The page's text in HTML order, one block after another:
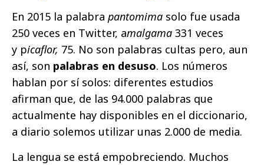
En 2015 la palabra pantomima solo fue usada
250 veces en Twitter, amalgama 331 veces
y picaflor, 75. No son palabras cultas pero, aun
así, son palabras en desuso. Los números
hablan por sí solos: diferentes estudios
afirman que, de las 94.000 palabras que
actualmente hay disponibles en el diccionario,
a diario solemos utilizar unas 2.000 de media.
La lengua se está empobreciendo. Muchos